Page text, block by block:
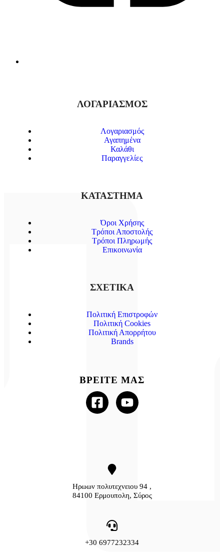
Ηρωων πολυτεχνειου 94 ,
84100 Ερμουπολη, Σύρος
+30 6977232334
ΛΟΓΑΡΙΑΣΜΟΣ
Λογαριασμός
Αγαπημένα
Καλάθι
Παραγγελίες
ΚΑΤΑΣΤΗΜΑ
Όροι Χρήσης
Τρόποι Αποστολής
Τρόποι Πληρωμής
Επικοινωνία
ΣΧΕΤΙΚΑ
Πολιτική Επιστροφών
Πολιτική Cookies
Πολιτική Απορρήτου
Brands
ΒΡΕΙΤΕ ΜΑΣ